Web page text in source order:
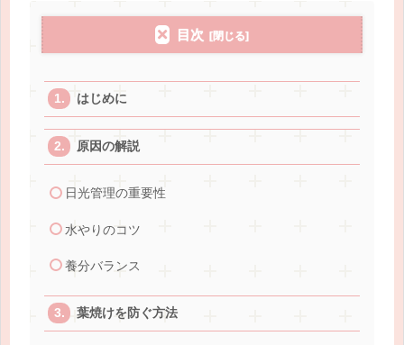
目次
はじめに
原因の解説
日光管理の重要性
水やりのコツ
養分バランス
葉焼けを防ぐ方法